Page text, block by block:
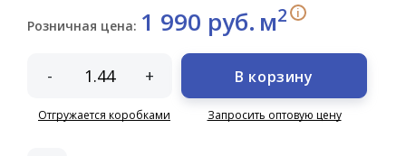
Розничная цена: 1 990 руб. м2 i
- +
Отгружается коробками
В корзину
Запросить оптовую цену